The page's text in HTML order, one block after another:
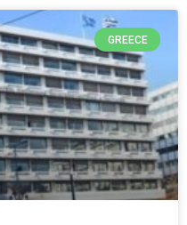
GREECE